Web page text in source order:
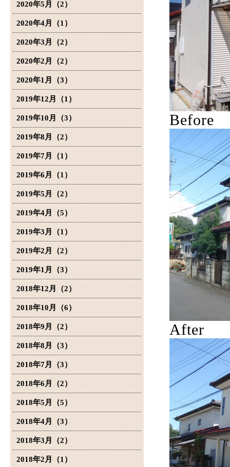
2020年5月（2）
2020年4月（1）
2020年3月（2）
2020年2月（2）
2020年1月（3）
2019年12月（1）
2019年10月（3）
2019年8月（2）
2019年7月（1）
2019年6月（1）
2019年5月（2）
2019年4月（5）
2019年3月（1）
2019年2月（2）
2019年1月（3）
2018年12月（2）
2018年10月（6）
2018年9月（2）
2018年8月（3）
2018年7月（3）
2018年6月（2）
2018年5月（5）
2018年4月（3）
2018年3月（2）
2018年2月（1）
Before
After